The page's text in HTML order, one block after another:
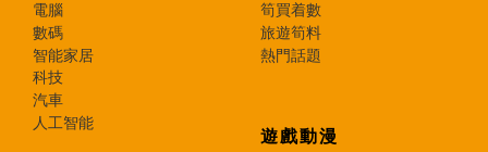
電腦
數碼
智能家居
科技
汽車
人工智能
筍買着數
旅遊筍料
熱門話題
遊戲動漫